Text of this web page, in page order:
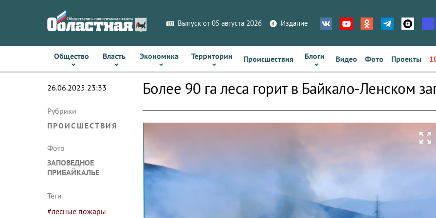
Выпуск от 05 августа 2026 Издание
Общество Власть Экономика Территории Происшествия Блоги Видео Фото Проекты
26.06.2025 23:33
Рубрики
ПРОИСШЕСТВИЯ
Фото
ЗАПОВЕДНОЕ
ПРИБАЙКАЛЬЕ
Теги
#лесные пожары
Более 90 га леса горит в Байкало-Ленском
zoom_out_map